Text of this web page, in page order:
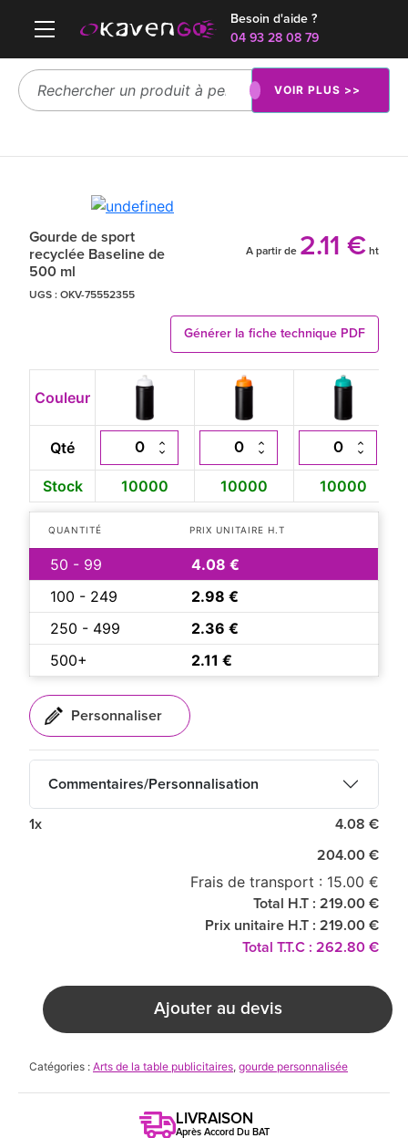
Besoin d'aide ?
04 93 28 08 79
VOIR PLUS >>
Gourde de sport
recyclée Baseline de
500 ml
A partir de 2.11 € ht
UGS : OKV-75552355
Générer la fiche technique PDF
Couleur
Qté
Stock 10000 10000 10000
QUANTITÉ PRIX UNITAIRE H.T
50 - 99
4.08 €
100 - 249
2.98 €
250 - 499
2.36 €
500+
2.11 €
Commentaires/Personnalisation
1x 4.08 €
204.00 €
Frais de transport : 15.00 €
Total H.T : 219.00 €
Prix unitaire H.T : 219.00 €
Total T.T.C : 262.80 €
Ajouter au devis
Catégories : Arts de la table publicitaires, gourde personnalisée
LIVRAISON
Après Accord Du BAT